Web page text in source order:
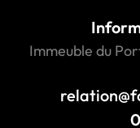
Immeuble du